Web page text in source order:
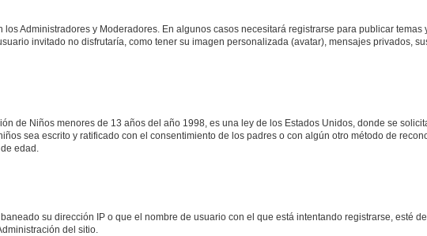
Administradores y Moderadores. En algunos casos necesitará registrarse para publicar
invitado no disfrutaría, como tener su imagen personalizada (avatar), mensajes privados,
de Niños menores de 13 años del año 1998, es una ley de los Estados Unidos, donde se
sea escrito y ratificado con el consentimiento de los padres o con algún otro método de
edad.
su dirección IP o que el nombre de usuario con el que está intentando registrarse, esté
del sitio.